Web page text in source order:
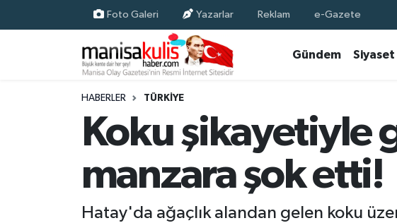
Foto Galeri Yazarlar Reklam e-Gazete
Gündem Siyaset
HABERLER TÜRKIYE
Koku şikayetiyle
manzara şok etti!
Hatay'da ağaçlık alandan gelen koku
Yunusemre Nöbetçi Eczaneler
Yunusemre Trafik Yoğunluk Haritası